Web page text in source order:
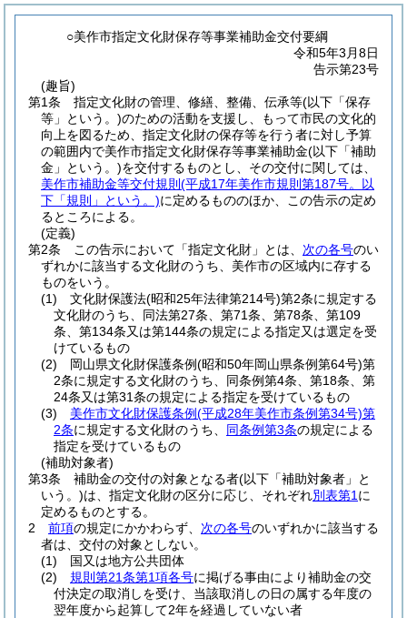
○美作市指定文化財保存等事業補助金交付要綱
令和5年3月8日
告示第23号
(趣旨)
第1条
指定文化財の管理、修繕、整備、伝承等(以下「保存
等」という。)のための活動を支援し、もって市民の文化的
向上を図るため、指定文化財の保存等を行う者に対し予算
の範囲内で美作市指定文化財保存等事業補助金(以下「補助
金」という。)を交付するものとし、その交付に関しては、
美作市補助金等交付規則 (平成17年美作市規則第187号。以
下「規則」という。)に定めるもののほか、この告示の定め
るところによる。
(定義)
第2条
この告示において「指定文化財」とは、 次の各号のい
ずれかに該当する文化財のうち、美作市の区域内に存する
ものをいう。
(1)
文化財保護法(昭和25年法律第214号)第2条に規定する
文化財のうち、同法第27条、第71条、第78条、第109
条、第134条又は第144条の規定による指定又は選定を受
けているもの
(2)
岡山県文化財保護条例(昭和50年岡山県条例第64号)第
2条に規定する文化財のうち、同条例第4条、第18条、第
24条又は第31条の規定による指定を受けているもの
(3)
美作市文化財保護条例(平成28年美作市条例第34号)第
2条に規定する文化財のうち、 同条例第3条の規定による
指定を受けているもの
(補助対象者)
第3条
補助金の交付の対象となる者(以下「補助対象者」と
いう。)は、指定文化財の区分に応じ、それぞれ別表第1 に
定めるものとする。
2
前項の規定にかかわらず、 次の各号のいずれかに該当する
者は、交付の対象としない。
(1)
国又は地方公共団体
(2)
規則第21条第1項各号に掲げる事由により補助金の交
付決定の取消しを受け、当該取消しの日の属する年度の
翌年度から起算して2年を経過していない者